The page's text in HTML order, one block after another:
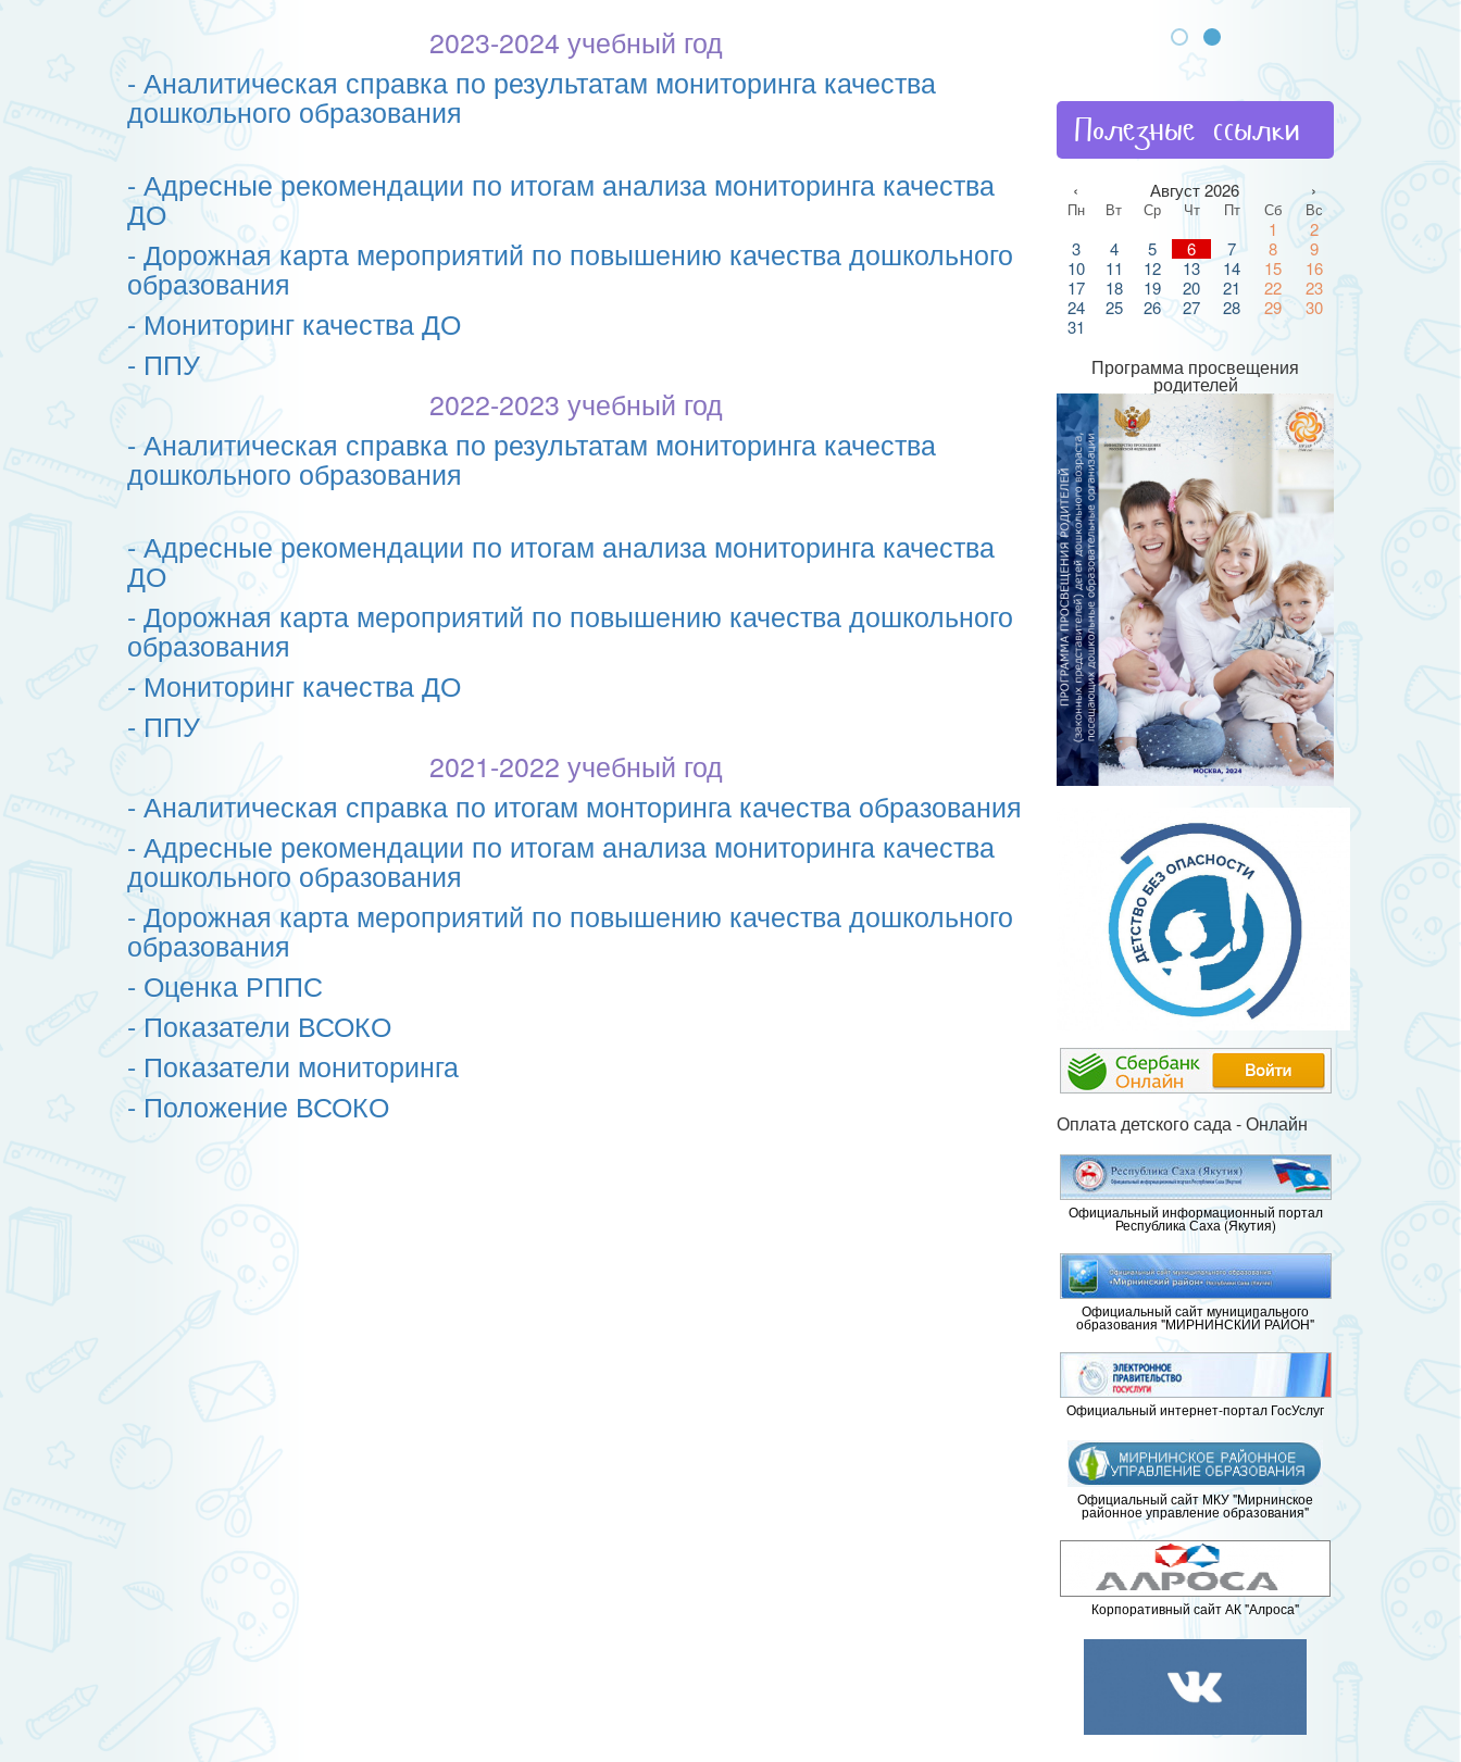
2023-2024 учебный год
- Аналитическая справка по результатам мониторинга качества
дошкольного образования
- Адресные рекомендации по итогам анализа мониторинга качества
ДО
- Дорожная карта мероприятий по повышению качества дошкольного
образования
- Мониторинг качества ДО
- ППУ
2022-2023 учебный год
- Аналитическая справка по результатам мониторинга качества
дошкольного образования
- Адресные рекомендации по итогам анализа мониторинга качества
ДО
- Дорожная карта мероприятий по повышению качества дошкольного
образования
- Мониторинг качества ДО
- ППУ
2021-2022 учебный год
- Аналитическая справка по итогам монторинга качества образования
- Адресные рекомендации по итогам анализа мониторинга качества
дошкольного образования
- Дорожная карта мероприятий по повышению качества дошкольного
образования
- Оценка РППС
- Показатели ВСОКО
- Показатели мониторинга
- Положение ВСОКО
Полезные ссылки
‹ Август 2026 ›
Пн Вт Ср Чт Пт Сб Вс
1
2
3
4 5 6 7 8
9
10
11 12 13 14 15
16
17
18 19 20 21 22
23
24
25 26 27 28 29
30
31
Программа просвещения
родителей
Оплата детского сада - Онлайн
Официальный информационный портал
Республика Саха (Якутия)
Официальный сайт муниципального
образования "МИРНИНСКИЙ РАЙОН"
Официальный интернет-портал ГосУслуг
Официальный сайт МКУ "Мирнинское
районное управление образования"
Корпоративный сайт АК "Алроса"